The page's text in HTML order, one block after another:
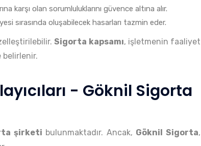
karşı olan sorumluluklarını güvence altına alır.
sırasında oluşabilecek hasarları tazmin eder.
Sigorta kapsamı, işletmenin faaliyet
belirlenir.
- Göknil Sigorta
şirketi bulunmaktadır. Ancak, Göknil Sigorta,